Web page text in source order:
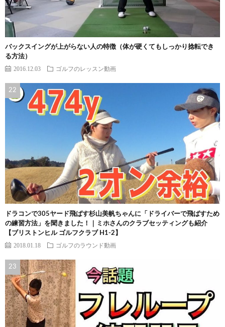
バックスイングが上がらない人の特徴（体が硬くてもしっかり捻転でき
る方法）
2016.12.03 ゴルフのレッスン動画
ドラコンで305ヤード飛ばす杉山美帆ちゃんに「ドライバーで飛ばすため
の練習方法」を聞きました！｜ミホさんのクラブセッティングも紹介
【ブリストンヒル ゴルフクラブ H1-2】
2018.01.18 ゴルフのラウンド動画